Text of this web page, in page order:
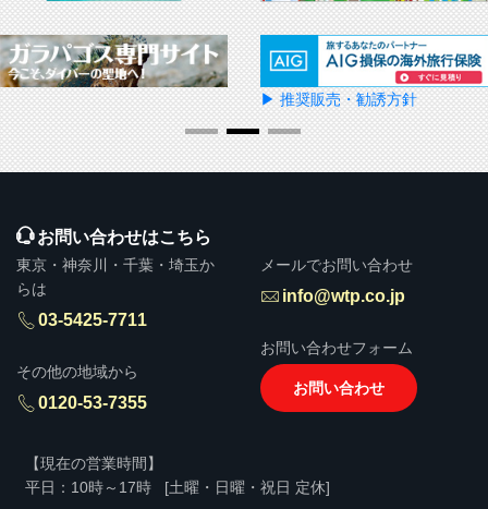
▶ 推奨販売・勧誘方針
お問い合わせはこちら
東京・神奈川・千葉・埼玉か
らは
03-5425-7711
その他の地域から
0120-53-7355
メールでお問い合わせ
info@wtp.co.jp
お問い合わせフォーム
お問い合わせ
【現在の営業時間】
平日：10時～17時
[土曜・日曜・祝日 定休]